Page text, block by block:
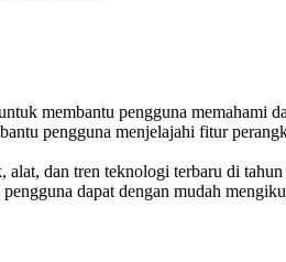
membantu pengguna memahami
pengguna menjelajahi fitur
dan tren teknologi terbaru di tahun
dapat dengan mudah